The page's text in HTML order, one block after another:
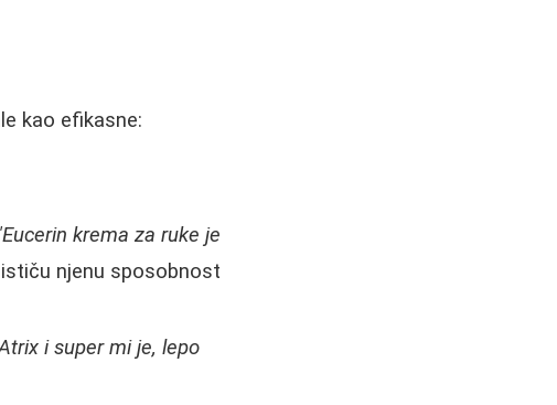
kao efikasne:
krema za ruke je
njenu sposobnost
i super mi je, lepo